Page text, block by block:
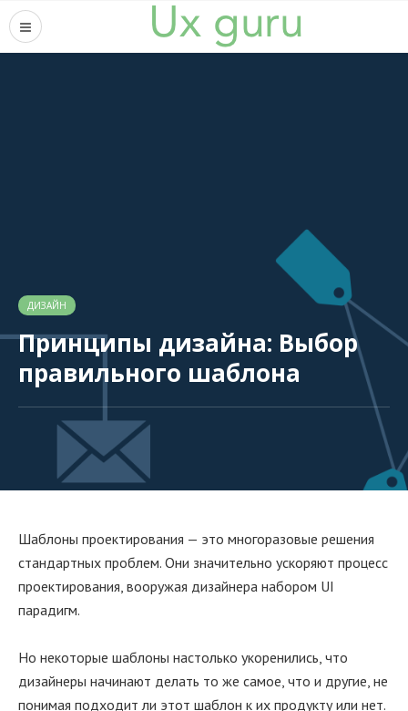
ДИЗАЙН
Принципы дизайна: Выбор
правильного шаблона
Шаблоны проектирования — это многоразовые решения
стандартных проблем. Они значительно ускоряют процесс
проектирования, вооружая дизайнера набором UI
парадигм.
Но некоторые шаблоны настолько укоренились, что
дизайнеры начинают делать то же самое, что и другие, не
понимая подходит ли этот шаблон к их продукту или нет.